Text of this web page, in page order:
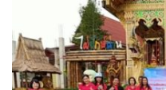
ปวินท์ศิลป์แกลอรี่แอนด์รีสอร์ท
ปัว พาโนราม่า รีสอร์ท